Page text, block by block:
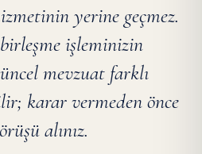
yerine geçmez.
işleminizin
mevzuat farklı
karar vermeden önce
alınız.